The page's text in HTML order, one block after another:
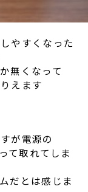
やすくなった
無くなって
えます
が電源の
て取れてしま
だとは感じま